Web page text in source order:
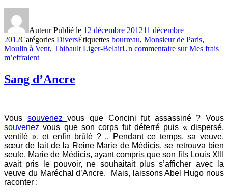
AuteurPublié le 12 décembre 201211 décembre
2012Catégories DiversÉtiquettes bourreau, Monsieur de Paris,
Moulin à Vent, Thibault Liger-BelairUn commentaire sur Mes frais
m’effraient
Sang d’Ancre
Vous souvenezvous que Concini fut assassiné ? Vous
souvenezvous que son corps fut déterré puis « dispersé,
ventilé », et enfin brûlé ? .. Pendant ce temps, sa veuve,
sœur de lait de la Reine Marie de Médicis, se retrouva bien
seule. Marie de Médicis, ayant compris que son fils Louis XIII
avait pris le pouvoir, ne souhaitait plus s’afficher avec la
veuve du Maréchal d’Ancre. Mais, laissons Abel Hugo nous
raconter :